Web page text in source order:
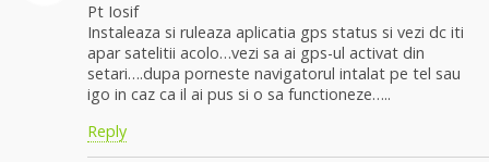
Pt Iosif
Instaleaza si ruleaza aplicatia gps status si vezi dc iti
apar satelitii acolo…vezi sa ai gps-ul activat din
setari….dupa porneste navigatorul intalat pe tel sau
igo in caz ca il ai pus si o sa functioneze…..
Reply